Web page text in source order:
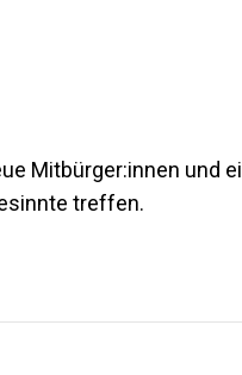
Mitbürger:innen
treffen.
Karte